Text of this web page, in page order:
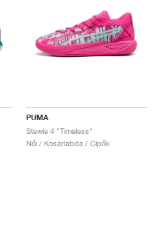
PUMA
Stewie 4 "Timeless"
Női / Kosárlabda / Cipők